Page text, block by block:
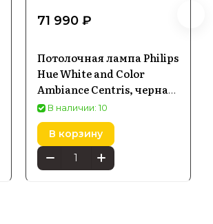
71 990 ₽
Потолочная лампа Philips
Hue White and Color
Ambiance Centris, черная
(5060730P7)
В наличии: 10
В корзину